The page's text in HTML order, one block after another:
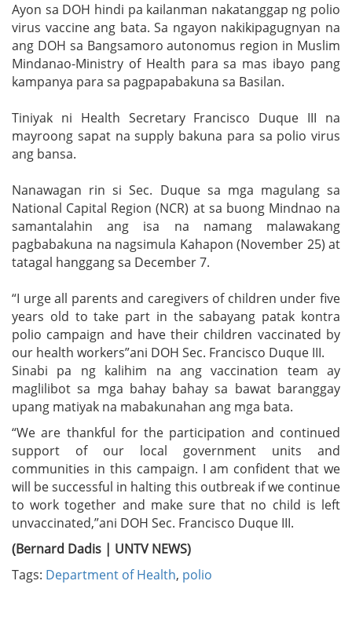
Ayon sa DOH hindi pa kailanman nakatanggap ng polio
virus vaccine ang bata. Sa ngayon nakikipagugnyan na
ang DOH sa Bangsamoro autonomus region in Muslim
Mindanao-Ministry of Health para sa mas ibayo pang
kampanya para sa pagpapabakuna sa Basilan.
Tiniyak ni Health Secretary Francisco Duque III na
mayroong sapat na supply bakuna para sa polio virus
ang bansa.
Nanawagan rin si Sec. Duque sa mga magulang sa
National Capital Region (NCR) at sa buong Mindnao na
samantalahin ang isa na namang malawakang
pagbabakuna na nagsimula Kahapon (November 25) at
tatagal hanggang sa December 7.
“I urge all parents and caregivers of children under five
years old to take part in the sabayang patak kontra
polio campaign and have their children vaccinated by
our health workers”ani DOH Sec. Francisco Duque III.
Sinabi pa ng kalihim na ang vaccination team ay
maglilibot sa mga bahay bahay sa bawat baranggay
upang matiyak na mabakunahan ang mga bata.
“We are thankful for the participation and continued
support of our local government units and
communities in this campaign. I am confident that we
will be successful in halting this outbreak if we continue
to work together and make sure that no child is left
unvaccinated,”ani DOH Sec. Francisco Duque III.
(Bernard Dadis | UNTV NEWS)
Tags: Department of Health, polio